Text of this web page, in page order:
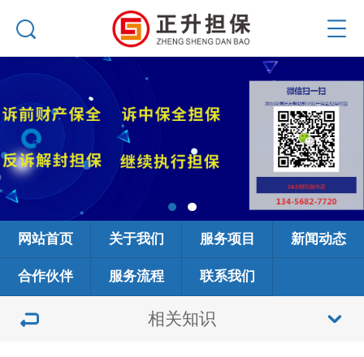
网站首页 关于我们 服务项目 新闻动态
合作伙伴 服务流程 联系我们
相关知识